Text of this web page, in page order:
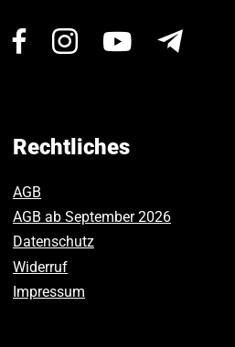
Besuchen
Facebook.
Besuchen
Instagram.
Besuchen
Rechtliches
AGB
AGB ab September 2026
Datenschutz
Widerruf
Impressum